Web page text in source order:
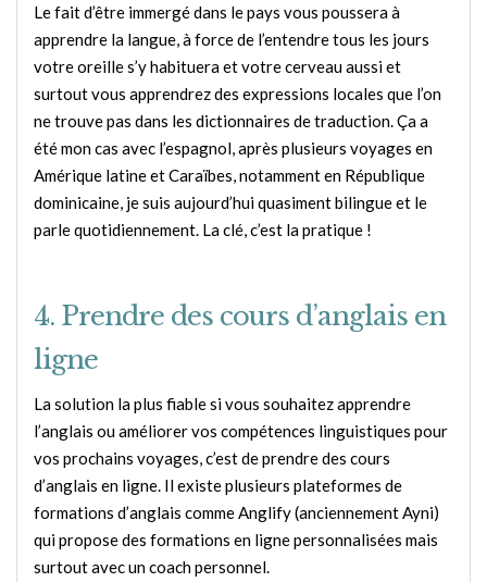
Le fait d’être immergé dans le pays vous poussera à
apprendre la langue, à force de l’entendre tous les jours
votre oreille s’y habituera et votre cerveau aussi et
surtout vous apprendrez des expressions locales que l’on
ne trouve pas dans les dictionnaires de traduction. Ça a
été mon cas avec l’espagnol, après plusieurs voyages en
Amérique latine et Caraïbes, notamment en République
dominicaine, je suis aujourd’hui quasiment bilingue et le
parle quotidiennement. La clé, c’est la pratique !
4. Prendre des cours d’anglais en
ligne
La solution la plus fiable si vous souhaitez apprendre
l’anglais ou améliorer vos compétences linguistiques pour
vos prochains voyages, c’est de prendre des cours
d’anglais en ligne. Il existe plusieurs plateformes de
formations d’anglais comme Anglify (anciennement Ayni)
qui propose des formations en ligne personnalisées mais
surtout avec un coach personnel.